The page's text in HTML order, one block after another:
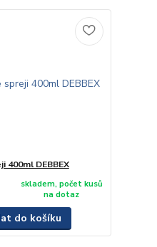
400ml DEBBEX
skladem, počet kusů
na dotaz
do košíku